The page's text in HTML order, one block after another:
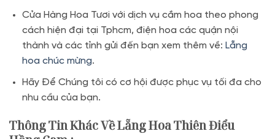
Cửa Hàng Hoa Tươi với dịch vụ cắm hoa theo phong
cách hiện đại tại Tphcm, điện hoa các quận nội
thành và các tỉnh gửi đến bạn xem thêm về: Lẵng
hoa chúc mừng.
Hãy Để Chúng tôi có cơ hội được phục vụ tối đa cho
nhu cầu của bạn.
Thông Tin Khác Về Lẵng Hoa Thiên Điểu